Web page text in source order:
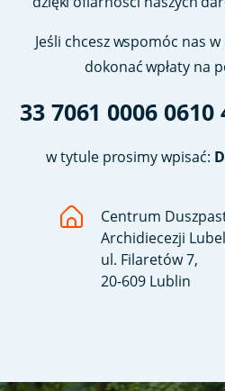
Jeśli chcesz wspomóc nas
dokonać wpłaty na
33 7061 0006 0610
w tytule prosimy wpisać:
Centrum
Archidiecezji
ul. Filaretów 7,
20-609 Lublin